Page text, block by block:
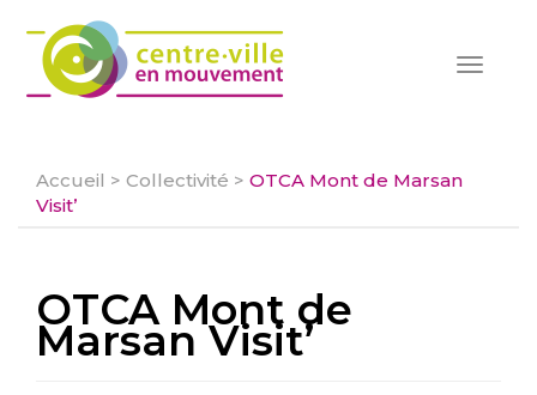
Toggle
Accueil > Collectivité > OTCA Mont de Marsan
Visit’
OTCA Mont de
Marsan Visit’